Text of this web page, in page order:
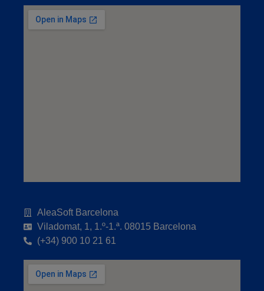
AleaSoft Barcelona
Viladomat, 1, 1.º-1.ª. 08015 Barcelona
(+34) 900 10 21 61